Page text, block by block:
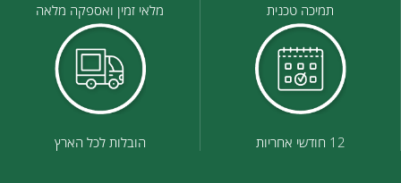
תמיכה טכנית מלאי זמין ואספקה מלאה
12 חודשי אחריות הובלות לכל הארץ